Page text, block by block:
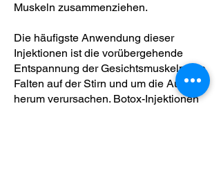
Muskeln zusammenziehen.
Die häufigste Anwendung dieser
Injektionen ist die vorübergehende
Entspannung der Gesichtsmuskeln, die
Falten auf der Stirn und um die Augen
herum verursachen. Botox-Injektionen